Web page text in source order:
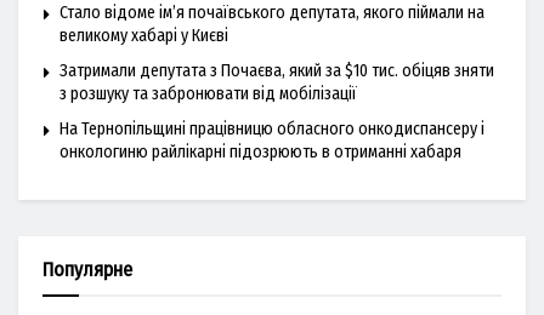
Стало відоме ім’я почаївського депутата, якого піймали на
великому хабарі у Києві
Затримали депутата з Почаєва, який за $10 тис. обіцяв зняти
з розшуку та забронювати від мобілізації
На Тернопільщині працівницю обласного онкодиспансеру і
онкологиню райлікарні підозрюють в отриманні хабаря
Популярне